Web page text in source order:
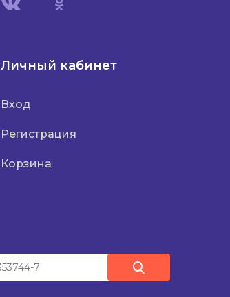
Личный кабинет
Вход
Регистрация
Корзина